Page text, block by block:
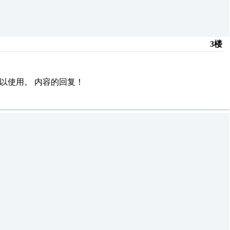
3楼
使用。 内容的回复！